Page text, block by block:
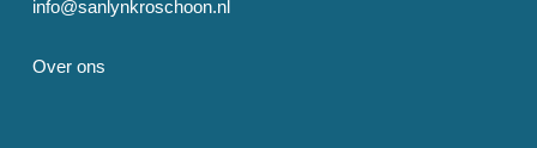
info@sanlynkroschoon.nl
Over ons